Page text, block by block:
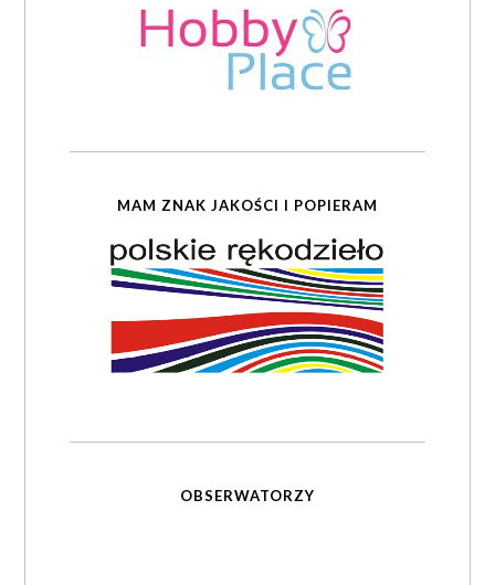
MAM ZNAK JAKOŚCI I POPIERAM
OBSERWATORZY